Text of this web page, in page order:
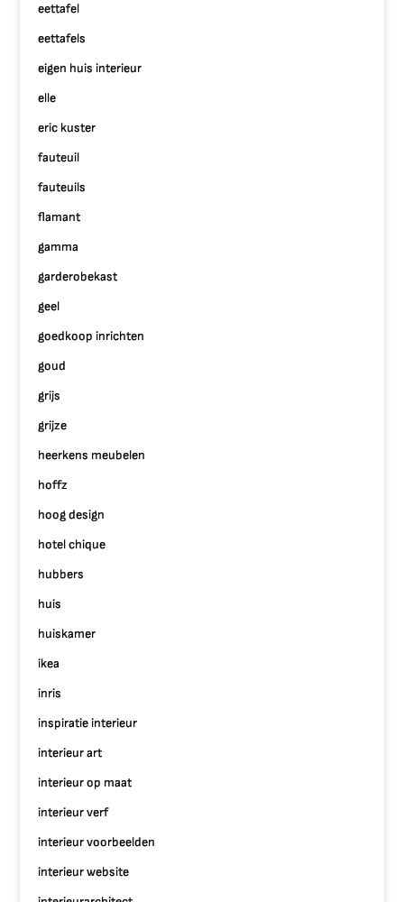
eettafel
eettafels
eigen huis interieur
elle
eric kuster
fauteuil
fauteuils
flamant
gamma
garderobekast
geel
goedkoop inrichten
goud
grijs
grijze
heerkens meubelen
hoffz
hoog design
hotel chique
hubbers
huis
huiskamer
ikea
inris
inspiratie interieur
interieur art
interieur op maat
interieur verf
interieur voorbeelden
interieur website